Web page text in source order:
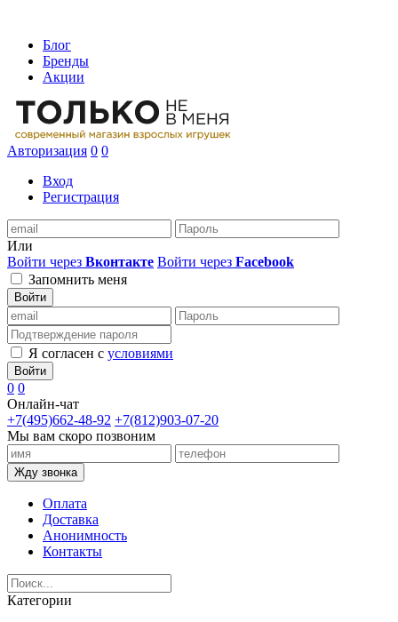
Блог
Бренды
Акции
Авторизация 0 0
Вход
Регистрация
Или
Войти через Вконтакте Войти через Facebook
Запомнить меня
Войти
Я согласен с условиями
Войти
0 0
Онлайн-чат
+7(495)662-48-92 +7(812)903-07-20
Мы вам скоро позвоним
Жду звонка
Оплата
Доставка
Анонимность
Контакты
Категории